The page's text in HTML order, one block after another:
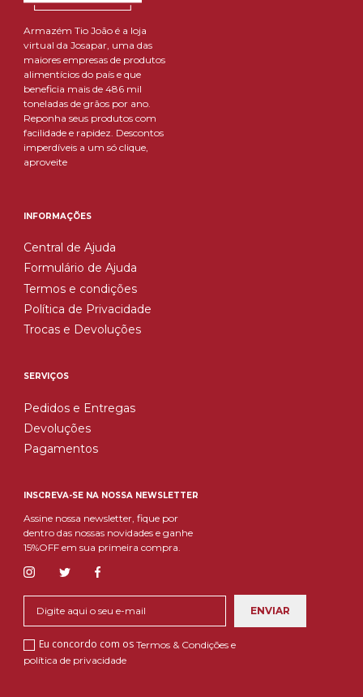
Armazém Tio João é a loja
virtual da Josapar, uma das
maiores empresas de produtos
alimentícios do país e que
beneficia mais de 486 mil
toneladas de grãos por ano.
Reponha seus produtos com
facilidade e rapidez. Descontos
imperdíveis a um só clique,
aproveite
INFORMAÇÕES
Central de Ajuda
Formulário de Ajuda
Termos e condições
Política de Privacidade
Trocas e Devoluções
SERVIÇOS
Pedidos e Entregas
Devoluções
Pagamentos
INSCREVA-SE NA NOSSA NEWSLETTER
Assine nossa newsletter, fique por
dentro das nossas novidades e ganhe
15%OFF em sua primeira compra.
Eu concordo com os Termos & Condições e
política de privacidade